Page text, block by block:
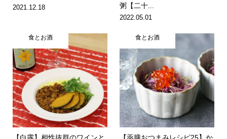
2021.12.18
粥【二十...
2022.05.01
食とお酒 食とお酒